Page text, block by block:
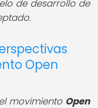
de desarrollo de
Open
movimiento Open